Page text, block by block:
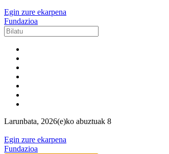
Egin zure ekarpena
Fundazioa
Larunbata, 2026(e)ko abuztuak 8
Egin zure ekarpena
Fundazioa